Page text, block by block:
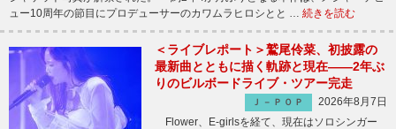
ュー10周年の節目にプロデューサーのカワムラヒロシとと … 続きを読む
＜ライブレポート＞鷲尾伶菜、初披露の
最新曲とともに描く軌跡と現在――2年ぶ
りのビルボードライブ・ツアー完走
Ｊ－ＰＯＰ
2026年8月7日
Flower、E-girlsを経て、現在はソロシンガー